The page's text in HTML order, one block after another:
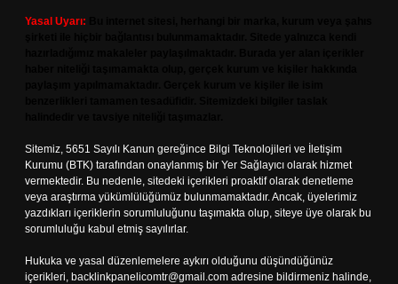
Yasal Uyarı:
Sitemiz, 5651 Sayılı Kanun gereğince Bilgi Teknolojileri ve İletişim
Kurumu (BTK) tarafından onaylanmış bir Yer Sağlayıcı olarak hizmet
vermektedir. Bu nedenle, sitedeki içerikleri proaktif olarak denetleme
veya araştırma yükümlülüğümüz bulunmamaktadır. Ancak, üyelerimiz
yazdıkları içeriklerin sorumluluğunu taşımakta olup, siteye üye olarak bu
sorumluluğu kabul etmiş sayılırlar.
Hukuka ve yasal düzenlemelere aykırı olduğunu düşündüğünüz
içerikleri, backlinkpanelicomtr@gmail.com adresine bildirmeniz halinde,